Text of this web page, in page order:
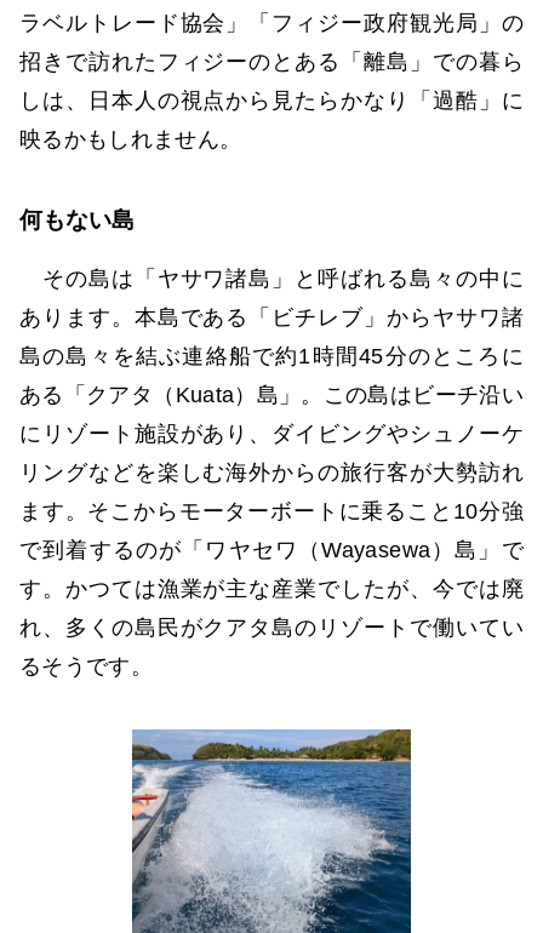
ラベルトレード協会」「フィジー政府観光局」の
招きで訪れたフィジーのとある「離島」での暮ら
しは、日本人の視点から見たらかなり「過酷」に
映るかもしれません。
何もない島
その島は「ヤサワ諸島」と呼ばれる島々の中に
あります。本島である「ビチレブ」からヤサワ諸
島の島々を結ぶ連絡船で約1時間45分のところに
ある「クアタ（Kuata）島」。この島はビーチ沿い
にリゾート施設があり、ダイビングやシュノーケ
リングなどを楽しむ海外からの旅行客が大勢訪れ
ます。そこからモーターボートに乗ること10分強
で到着するのが「ワヤセワ（Wayasewa）島」で
す。かつては漁業が主な産業でしたが、今では廃
れ、多くの島民がクアタ島のリゾートで働いてい
るそうです。